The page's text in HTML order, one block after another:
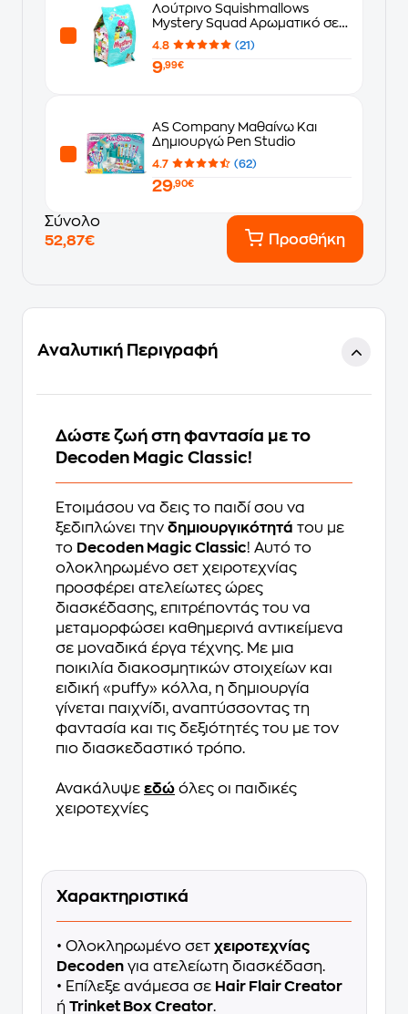
Λούτρινο Squishmallows
Mystery Squad Αρωματικό σε
Σακουλάκι Έκπληξη σε 6 Σχέδια
(13cm) - Τυχαία Επιλογή
Σχεδίου
4.8 (21)
9,99€
AS Company Μαθαίνω Και
Δημιουργώ Pen Studio
4.7 (62)
29,90€
Σύνολο
52,87€
Προσθήκη
Αναλυτική Περιγραφή
Δώστε ζωή στη φαντασία με το
Decoden Magic Classic!
Ετοιμάσου να δεις το παιδί σου να
ξεδιπλώνει την δημιουργικότητά του με
το Decoden Magic Classic! Αυτό το
ολοκληρωμένο σετ χειροτεχνίας
προσφέρει ατελείωτες ώρες
διασκέδασης, επιτρέποντάς του να
μεταμορφώσει καθημερινά αντικείμενα
σε μοναδικά έργα τέχνης. Με μια
ποικιλία διακοσμητικών στοιχείων και
ειδική «puffy» κόλλα, η δημιουργία
γίνεται παιχνίδι, αναπτύσσοντας τη
φαντασία και τις δεξιότητές του με τον
πιο διασκεδαστικό τρόπο.
Ανακάλυψε εδώ όλες οι παιδικές
χειροτεχνίες
Χαρακτηριστικά
• Ολοκληρωμένο σετ χειροτεχνίας
Decoden για ατελείωτη διασκέδαση.
• Επίλεξε ανάμεσα σε Hair Flair Creator
ή Trinket Box Creator.